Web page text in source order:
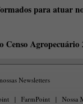
para atuar
Censo Agropecuário
Newsletters
| FarmPoint | Nossa